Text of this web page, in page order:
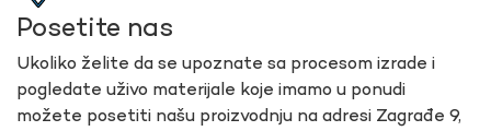
Posetite nas
Ukoliko želite da se upoznate sa procesom izrade i
pogledate uživo materijale koje imamo u ponudi
možete posetiti našu proizvodnju na adresi Zagrađe 9,